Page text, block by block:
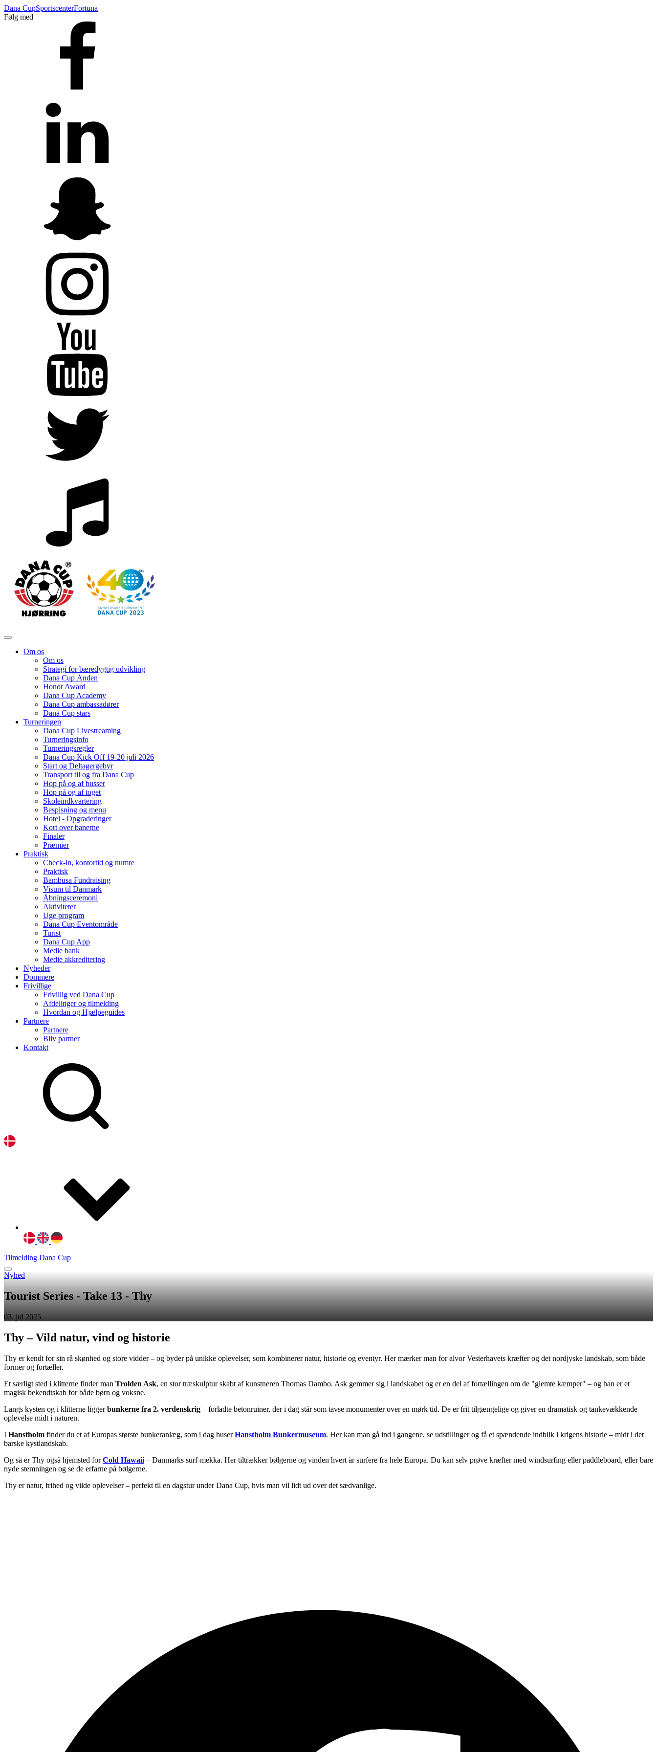
Dana CupSportscenterFortuna
Følg med
Om os
Om os
Strategi for bæredygtig udvikling
Dana Cup Ånden
Honor Award
Dana Cup Academy
Dana Cup ambassadører
Dana Cup stars
Turneringen
Dana Cup Livestreaming
Turneringsinfo
Turneringsregler
Dana Cup Kick Off 19-20 juli 2026
Start og Deltagergebyr
Transport til og fra Dana Cup
Hop på og af busser
Hop på og af toget
Skoleindkvartering
Bespisning og menu
Hotel - Opgraderinger
Kort over banerne
Finaler
Præmier
Praktisk
Check-in, kontortid og numre
Praktisk
Bambusa Fundraising
Visum til Danmark
Åbningsceremoni
Aktiviteter
Uge program
Dana Cup Eventområde
Turist
Dana Cup App
Medie bank
Medie akkreditering
Nyheder
Dommere
Frivillige
Frivillig ved Dana Cup
Afdelinger og tilmelding
Hvordan og Hjælpeguides
Partnere
Partnere
Bliv partner
Kontakt
Tilmelding Dana Cup
Nyhed
Tourist Series - Take 13 - Thy
03. jul 2025
Thy – Vild natur, vind og historie
Thy er kendt for sin rå skønhed og store vidder – og byder på unikke oplevelser, som kombinerer natur, historie og eventyr. Her mærker man for alvor Vesterhavets kræfter og det nordjyske landskab, som både
former og fortæller.
Et særligt sted i klitterne finder man Trolden Ask, en stor træskulptur skabt af kunstneren Thomas Dambo. Ask gemmer sig i landskabet og er en del af fortællingen om de "glemte kæmper" – og han er et
magisk bekendtskab for både børn og voksne.
Langs kysten og i klitterne liggerbunkerne fra 2. verdenskrig – forladte betonruiner, der i dag står som tavse monumenter over en mørk tid. De er frit tilgængelige og giver en dramatisk og tankevækkende
oplevelse midt i naturen.
I Hanstholm finder du et af Europas største bunkeranlæg, som i dag huserHanstholm Bunkermuseum. Her kan man gå ind i gangene, se udstillinger og få et spændende indblik i krigens historie – midt i det
barske kystlandskab.
Og så er Thy også hjemsted forCold Hawaii – Danmarks surf-mekka. Her tiltrækker bølgerne og vinden hvert år surfere fra hele Europa. Du kan selv prøve kræfter med windsurfing eller paddleboard, eller bare
nyde stemningen og se de erfarne på bølgerne.
Thy er natur, frihed og vilde oplevelser – perfekt til en dagstur under Dana Cup, hvis man vil lidt ud over det sædvanlige.